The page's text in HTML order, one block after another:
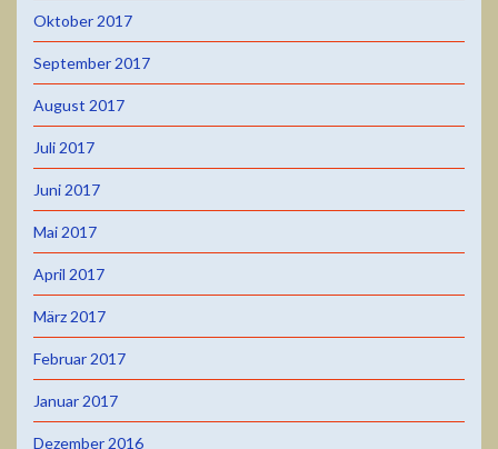
Oktober 2017
September 2017
August 2017
Juli 2017
Juni 2017
Mai 2017
April 2017
März 2017
Februar 2017
Januar 2017
Dezember 2016